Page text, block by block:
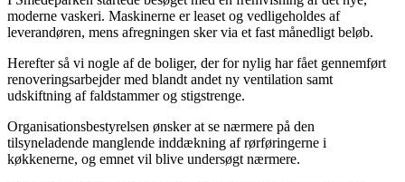
moderne vaskeri. Maskinerne er leaset og vedligeholdes af
leverandøren, mens afregningen sker via et fast månedligt beløb.
Herefter så vi nogle af de boliger, der for nylig har fået gennemført
renoveringsarbejder med blandt andet ny ventilation samt
udskiftning af faldstammer og stigstrenge.
Organisationsbestyrelsen ønsker at se nærmere på den
tilsyneladende manglende inddækning af rørføringerne i
køkkenerne, og emnet vil blive undersøgt nærmere.